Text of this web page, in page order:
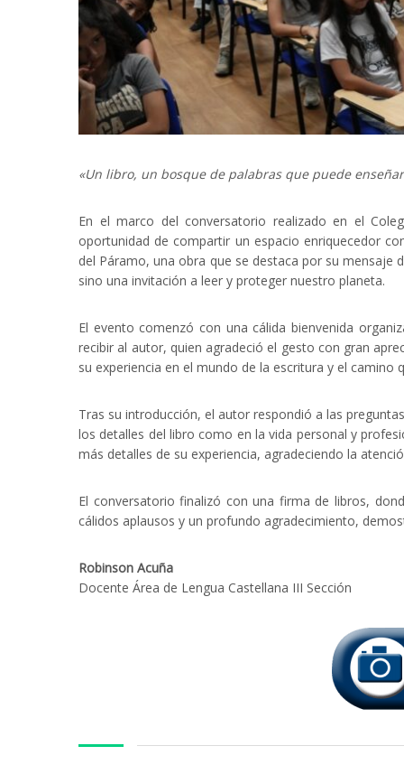
«Un libro, un bosque de palabras que puede
En el marco del conversatorio realizado en el
oportunidad de compartir un espacio enriquecedor
del Páramo, una obra que se destaca por su
sino una invitación a leer y proteger nuestro planeta.
El evento comenzó con una cálida bienvenida
recibir al autor, quien agradeció el gesto con gran
su experiencia en el mundo de la escritura y el
Tras su introducción, el autor respondió a las
los detalles del libro como en la vida personal y
más detalles de su experiencia, agradeciendo la
El conversatorio finalizó con una firma de libros,
cálidos aplausos y un profundo agradecimiento,
Robinson Acuña
Docente Área de Lengua Castellana III Sección